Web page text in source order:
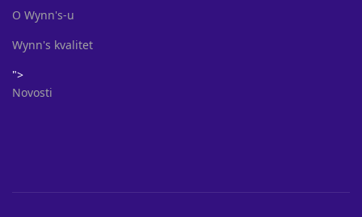
O Wynn's-u
Wynn's kvalitet
">
Novosti